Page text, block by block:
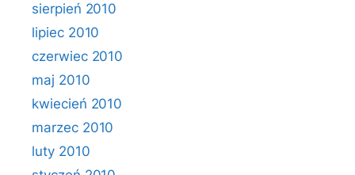
sierpień 2010
lipiec 2010
czerwiec 2010
maj 2010
kwiecień 2010
marzec 2010
luty 2010